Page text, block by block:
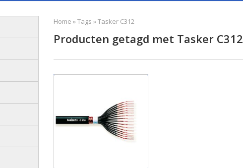
Home »Tags »Tasker C312
Producten getagd met Tasker C312